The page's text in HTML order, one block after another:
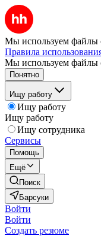
Мы используем файлы
Правила
Мы используем файлы
Понятно
Ищу работу
Ищу работу
Ищу работу
Ищу сотрудника
Сервисы
Помощь
Ещё
Поиск
Барсуки
Войти
Войти
Создать резюме